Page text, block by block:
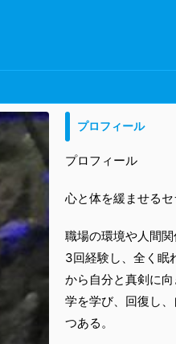
プロフィール
プロフィール
心と体を緩ませる
職場の環境や人間
3回経験し、全く眠
から自分と真剣に
学を学び、回復し
つある。